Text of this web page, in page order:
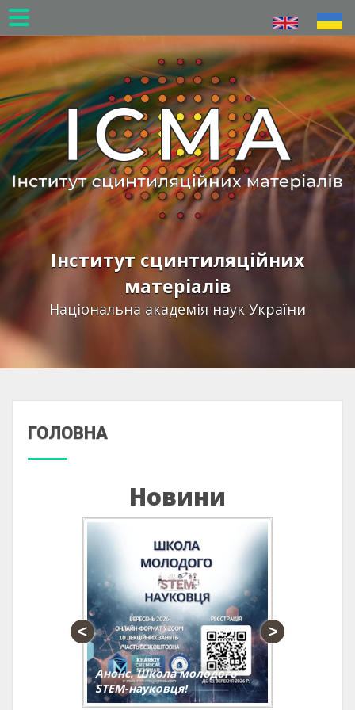
Перейти
до
основного
вмісту
Інститут сцинтиляційних
матеріалів
Національна академія наук України
ГОЛОВНА
Новини
Анонс. Школа молодого
STEM-науковця!